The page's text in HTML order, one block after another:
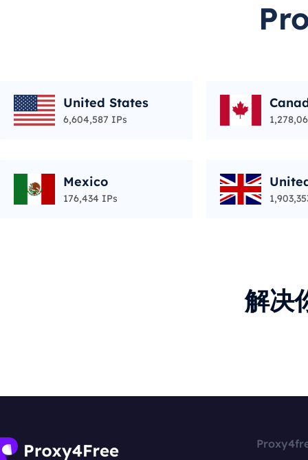
United States
6,604,587 IPs
Mexico
176,434 IPs
解决